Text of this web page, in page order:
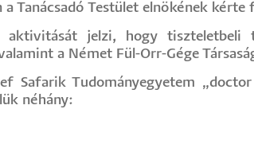
Tanácsadó Testület elnökének kérte
aktivitását jelzi, hogy
a Német Fül-Orr-Gége
Safarik Tudományegyetem
néhány: